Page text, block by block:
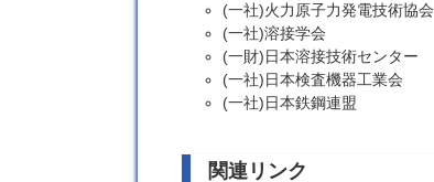
(一社)火力原子力発電技術協会
(一社)溶接学会
(一財)日本溶接技術センター
(一社)日本検査機器工業会
(一社)日本鉄鋼連盟
関連リンク